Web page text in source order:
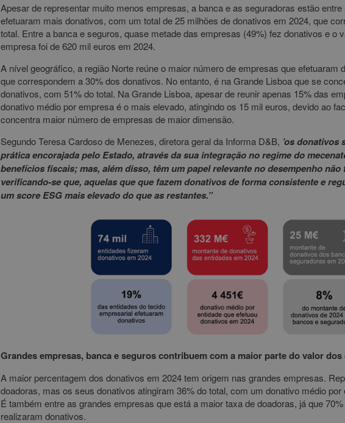
Apesar de representar muito menos empresas, a banca e as seguradoras estão
efetuaram mais donativos, com um total de 25 milhões de donativos em 2024, que
total. Entre a banca e seguros, quase metade das empresas (49%) fez donativos e o
empresa foi de 620 mil euros em 2024.
A nível geográfico, a região Norte reúne o maior número de empresas que efetuaram
que correspondem a 30% dos donativos. No entanto, é na Grande Lisboa que se
donativos, com 51% do total. Na Grande Lisboa, apesar de reunir apenas 15% das
donativo médio por empresa é o mais elevado, atingindo os 15 mil euros, devido ao
concentra maior número de empresas de maior dimensão.
Segundo Teresa Cardoso de Menezes, diretora geral da Informa D&B, ’os donativos
prática encorajada pelo Estado, através da sua integração no regime do
benefícios fiscais; mas, além disso, têm um papel relevante no desempenho
verificando-se que, aquelas que que fazem donativos de forma consistente e
um score ESG mais elevado do que as restantes.”
Grandes empresas, banca e seguros contribuem com a maior parte do valor
A maior percentagem dos donativos em 2024 tem origem nas grandes empresas.
doadoras, mas os seus donativos atingiram 36% do total, com um donativo médio
É também entre as grandes empresas que está a maior taxa de doadoras, já que
realizaram donativos.